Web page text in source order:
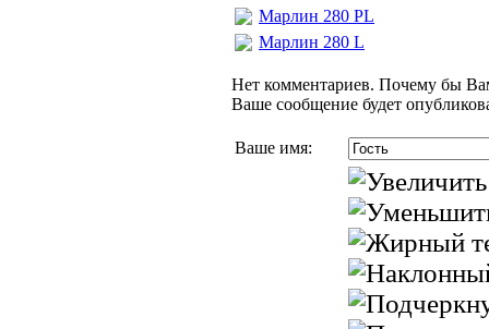
Марлин 280 PL
Марлин 280 L
Нет комментариев. Почему бы
Ваше сообщение будет
Ваше имя: